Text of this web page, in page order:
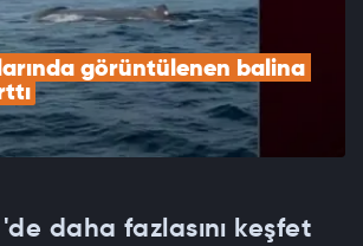
görüntülenen balina
'de daha fazlasını keşfet